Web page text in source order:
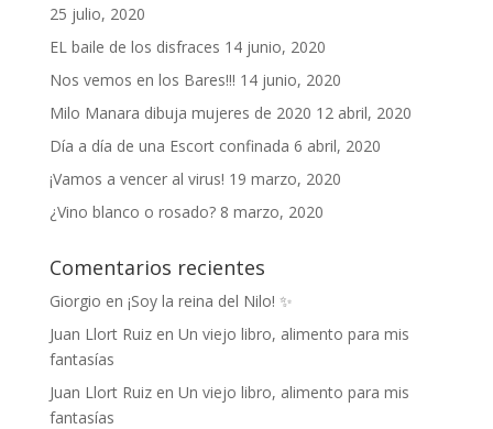
25 julio, 2020
EL baile de los disfraces 14 junio, 2020
Nos vemos en los Bares!!! 14 junio, 2020
Milo Manara dibuja mujeres de 2020 12 abril, 2020
Día a día de una Escort confinada 6 abril, 2020
¡Vamos a vencer al virus! 19 marzo, 2020
¿Vino blanco o rosado? 8 marzo, 2020
Comentarios recientes
Giorgio en ¡Soy la reina del Nilo! ✨
Juan Llort Ruizen Un viejo libro, alimento para mis
fantasías
Juan Llort Ruizen Un viejo libro, alimento para mis
fantasías